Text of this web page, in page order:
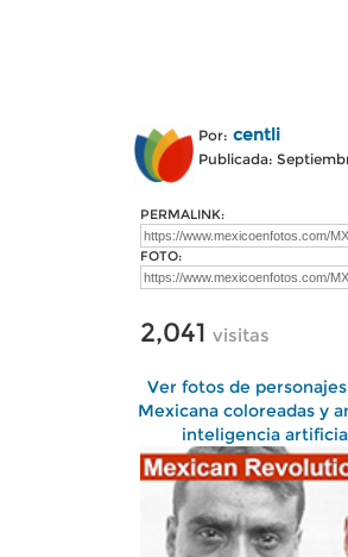
Por: centli
Publicada:
PERMALINK:
FOTO:
2,041 visitas
Ver fotos de
Mexicana coloreadas y
inteligencia